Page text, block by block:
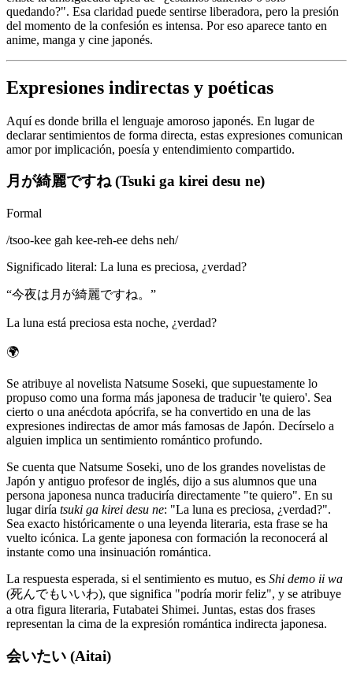
quedando?". Esa claridad puede sentirse liberadora, pero la presión
del momento de la confesión es intensa. Por eso aparece tanto en
anime, manga y cine japonés.
Expresiones indirectas y poéticas
Aquí es donde brilla el lenguaje amoroso japonés. En lugar de
declarar sentimientos de forma directa, estas expresiones comunican
amor por implicación, poesía y entendimiento compartido.
月が綺麗ですね (Tsuki ga kirei desu ne)
Formal
/tsoo-kee gah kee-reh-ee dehs neh/
Significado literal: La luna es preciosa, ¿verdad?
“今夜は月が綺麗ですね。 ”
La luna está preciosa esta noche, ¿verdad?
🌍
Se atribuye al novelista Natsume Soseki, que supuestamente lo
propuso como una forma más japonesa de traducir 'te quiero'. Sea
cierto o una anécdota apócrifa, se ha convertido en una de las
expresiones indirectas de amor más famosas de Japón. Decírselo a
alguien implica un sentimiento romántico profundo.
Se cuenta que Natsume Soseki, uno de los grandes novelistas de
Japón y antiguo profesor de inglés, dijo a sus alumnos que una
persona japonesa nunca traduciría directamente "te quiero". En su
lugar diría tsuki ga kirei desu ne: "La luna es preciosa, ¿verdad?".
Sea exacto históricamente o una leyenda literaria, esta frase se ha
vuelto icónica. La gente japonesa con formación la reconocerá al
instante como una insinuación romántica.
La respuesta esperada, si el sentimiento es mutuo, es Shi demo ii wa
(死んでもいいわ), que significa "podría morir feliz", y se atribuye
a otra figura literaria, Futabatei Shimei. Juntas, estas dos frases
representan la cima de la expresión romántica indirecta japonesa.
会いたい (Aitai)